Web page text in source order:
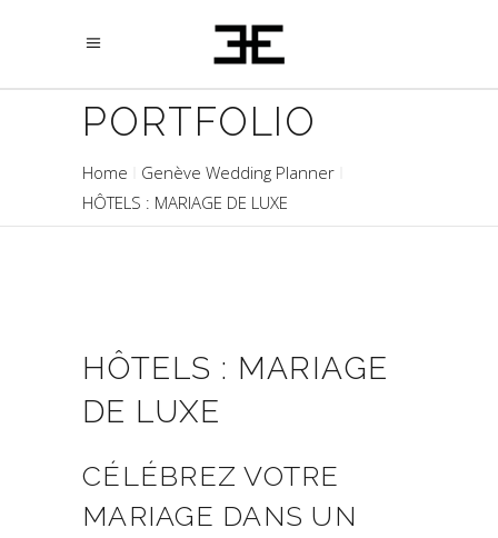
PORTFOLIO
Home
Genève Wedding Planner
HÔTELS : MARIAGE DE LUXE
HÔTELS : MARIAGE
DE LUXE
CÉLÉBREZ VOTRE
MARIAGE DANS UN